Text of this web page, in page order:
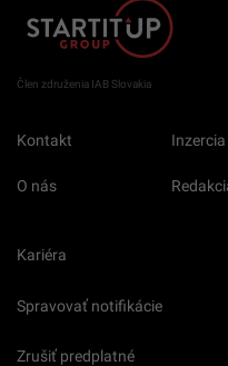
Člen združenia IAB Slovakia
Kontakt Inzercia
O nás
Kariéra
Spravovať notifikácie
Zrušiť predplatné